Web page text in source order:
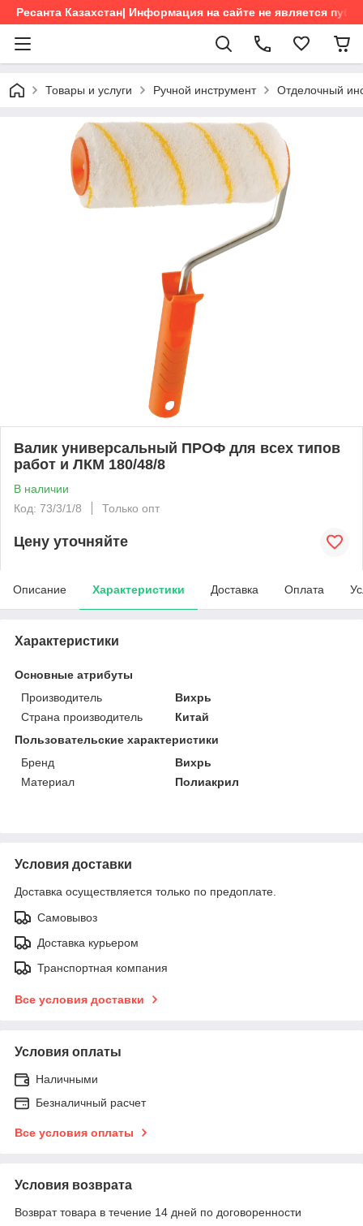
Ресанта Казахстан| Информация на сайте не является
Товары и услуги Ручной инструмент Отделочный
Валик универсальный ПРОФ для всех типов
работ и ЛКМ 180/48/8
В наличии
Код: 73/3/1/8
Только опт
Цену уточняйте
Описание Характеристики Доставка Оплата
Характеристики
Основные атрибуты
Производитель
Вихрь
Страна производитель
Китай
Пользовательские характеристики
Бренд
Вихрь
Материал
Полиакрил
Условия доставки
Доставка осуществляется только по предоплате.
Самовывоз
Доставка курьером
Транспортная компания
Все условия доставки
Условия оплаты
Наличными
Безналичный расчет
Все условия оплаты
Условия возврата
Возврат товара в течение 14 дней по договоренности